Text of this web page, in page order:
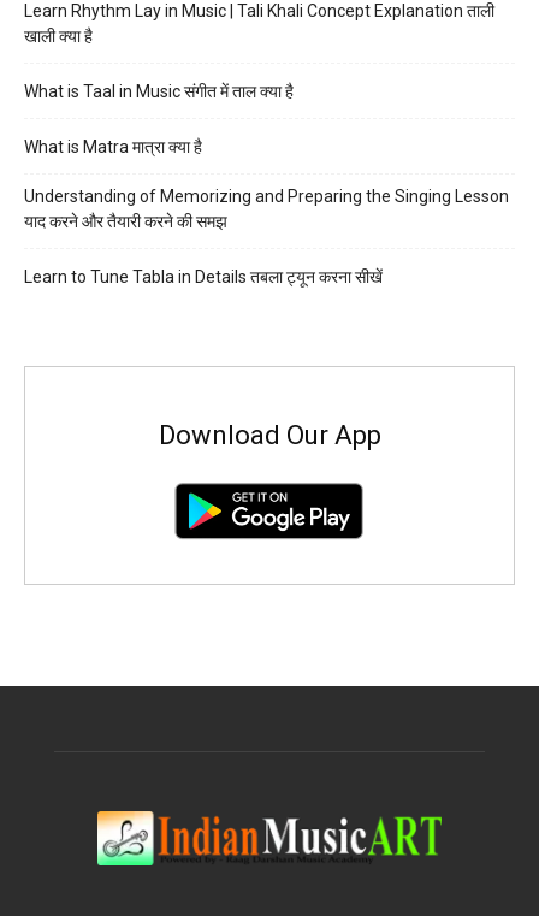
Learn Rhythm Lay in Music | Tali Khali Concept Explanation ताली
खाली क्या है
What is Taal in Music संगीत में ताल क्या है
What is Matra मात्रा क्या है
Understanding of Memorizing and Preparing the Singing Lesson
याद करने और तैयारी करने की समझ
Learn to Tune Tabla in Details तबला ट्यून करना सीखें
Download Our App